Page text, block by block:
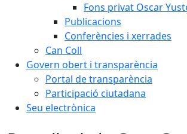
Fons privat Oscar
Publicacions
Conferències i xerrades
Can Coll
Govern obert i transparència
Portal de transparència
Participació ciutadana
Seu electrònica